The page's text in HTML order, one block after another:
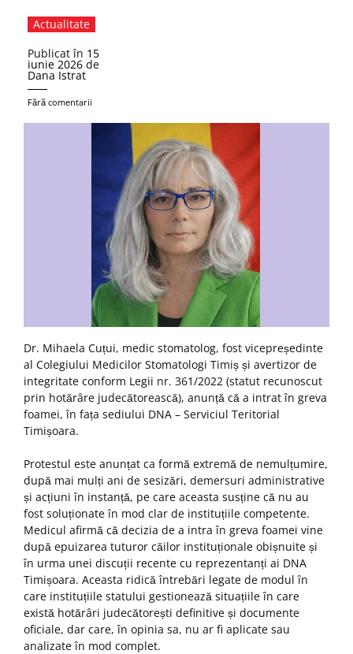
Actualitate
Publicat în 15
iunie 2026 de
Dana Istrat
Fără comentarii
Dr. Mihaela Cuțui, medic stomatolog, fost vicepreședinte
al Colegiului Medicilor Stomatologi Timiș și avertizor de
integritate conform Legii nr. 361/2022 (statut recunoscut
prin hotărâre judecătorească), anunță că a intrat în greva
foamei, în fața sediului DNA – Serviciul Teritorial
Timișoara.
Protestul este anunțat ca formă extremă de nemulțumire,
după mai mulți ani de sesizări, demersuri administrative
și acțiuni în instanță, pe care aceasta susține că nu au
fost soluționate în mod clar de instituțiile competente.
Medicul afirmă că decizia de a intra în greva foamei vine
după epuizarea tuturor căilor instituționale obișnuite și
în urma unei discuții recente cu reprezentanți ai DNA
Timișoara. Aceasta ridică întrebări legate de modul în
care instituțiile statului gestionează situațiile în care
există hotărâri judecătorești definitive și documente
oficiale, dar care, în opinia sa, nu ar fi aplicate sau
analizate în mod complet.